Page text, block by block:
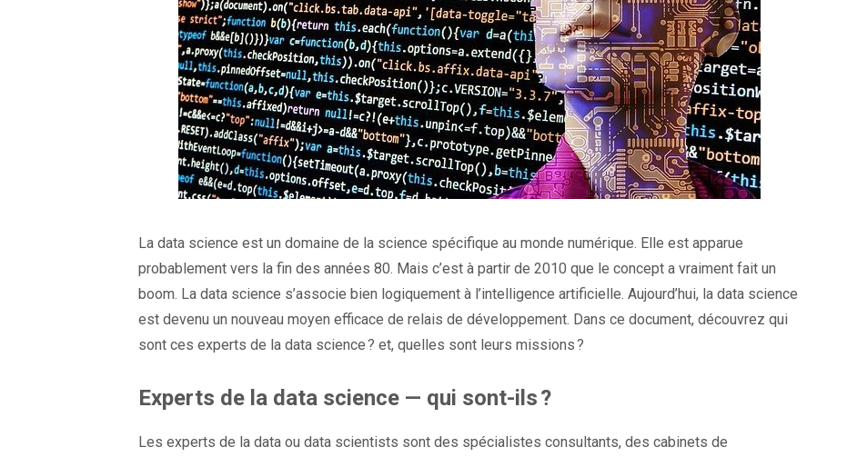
La data science est un domaine de la science spécifique au monde numérique. Elle est apparue
probablement vers la fin des années 80. Mais c’est à partir de 2010 que le concept a vraiment fait un
boom. La data science s’associe bien logiquement à l’intelligence artificielle. Aujourd’hui, la data science
est devenu un nouveau moyen efficace de relais de développement. Dans ce document, découvrez qui
sont ces experts de la data science ? et, quelles sont leurs missions ?
Experts de la data science — qui sont-ils ?
Les experts de la data ou data scientists sont des spécialistes consultants, des cabinets de